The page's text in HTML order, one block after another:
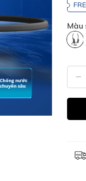
Màu